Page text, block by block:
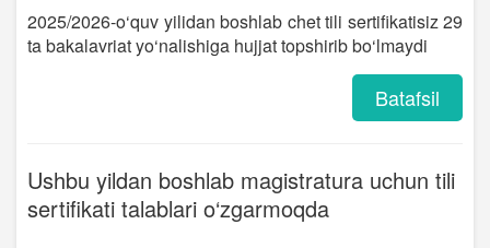
2025/2026-o‘quv yilidan boshlab chet tili sertifikatisiz 29
ta bakalavriat yo‘nalishiga hujjat topshirib bo‘lmaydi
Batafsil
Ushbu yildan boshlab magistratura uchun tili
sertifikati talablari o‘zgarmoqda